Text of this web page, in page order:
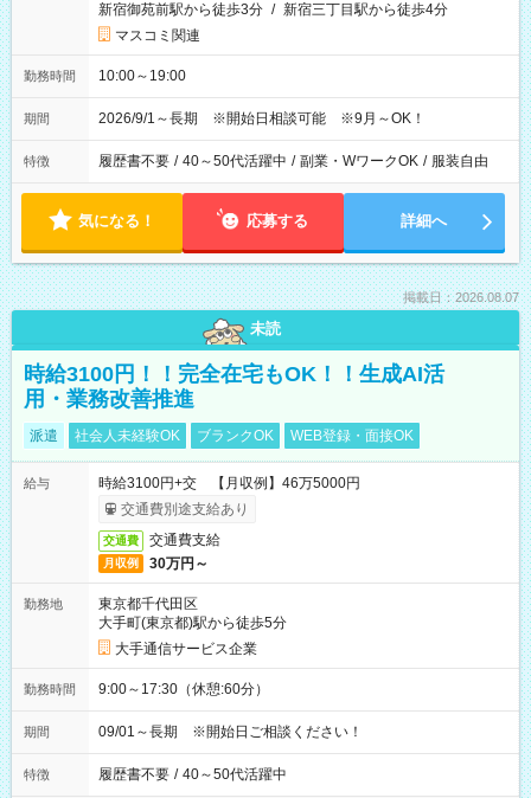
新宿御苑前駅から徒歩3分 / 新宿三丁目駅から徒歩4分
マスコミ関連
勤務時間 10:00～19:00
期間 2026/9/1～長期 ※開始日相談可能 ※9月～OK！
特徴 履歴書不要 / 40～50代活躍中 / 副業・WワークOK / 服装自由
気になる！ 応募する 詳細へ
掲載日：2026.08.07
未読
時給3100円！！完全在宅もOK！！生成AI活
用・業務改善推進
派遣 社会人未経験OK ブランクOK WEB登録・面接OK
給与
時給3100円+交 【月収例】46万5000円
交通費別途支給あり
交通費 交通費支給
月収例 30万円～
勤務地
東京都千代田区
大手町(東京都)駅から徒歩5分
大手通信サービス企業
勤務時間 9:00～17:30（休憩:60分）
期間 09/01～長期 ※開始日ご相談ください！
特徴 履歴書不要 / 40～50代活躍中